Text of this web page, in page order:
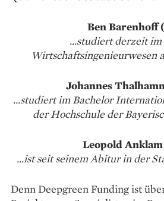
Ben Barenhoff
...studiert derzeit
Wirtschaftsingenieurwesen
Johannes
...studiert im Bachelor
der Hochschule der
Leopold Anklam
...ist seit seinem Abitur in der
Denn Deepgreen Funding ist